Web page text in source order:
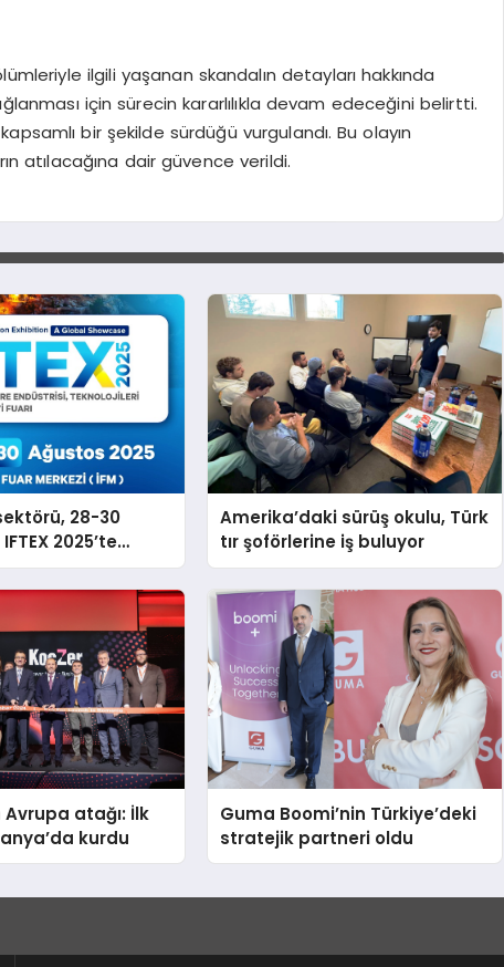
ilgili yaşanan skandalın detayları hakkında
için sürecin kararlılıkla devam edeceğini belirtti.
bir şekilde sürdüğü vurgulandı. Bu olayın
atılacağına dair güvence verildi.
28-30
2025’te
Amerika’daki sürüş okulu, Türk
tır şoförlerine iş buluyor
Avrupa atağı: İlk
kurdu
Guma Boomi’nin Türkiye’deki
stratejik partneri oldu